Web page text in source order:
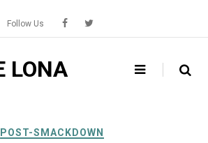
Follow Us
LONA
POST-SMACKDOWN